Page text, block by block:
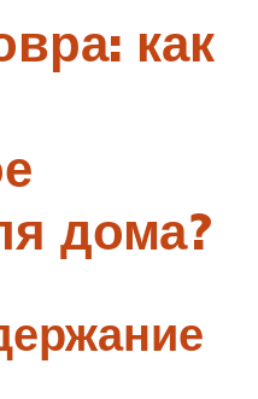
как
дома?